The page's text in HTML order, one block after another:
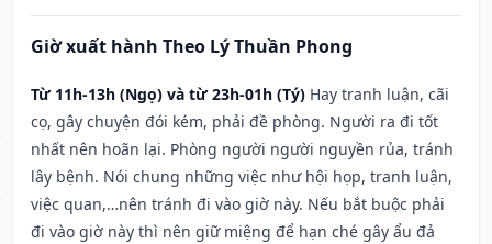
Giờ xuất hành Theo Lý Thuần Phong
Từ 11h-13h (Ngọ) và từ 23h-01h (Tý) Hay tranh luận, cãi
cọ, gây chuyện đói kém, phải đề phòng. Người ra đi tốt
nhất nên hoãn lại. Phòng người người nguyền rủa, tránh
lây bệnh. Nói chung những việc như hội họp, tranh luận,
việc quan,…nên tránh đi vào giờ này. Nếu bắt buộc phải
đi vào giờ này thì nên giữ miệng để hạn ché gây ẩu đả